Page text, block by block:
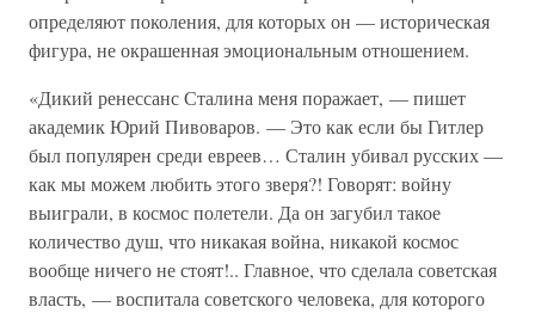
определяют поколения, для которых он — историческая
фигура, не окрашенная эмоциональным отношением.
«Дикий ренессанс Сталина меня поражает, — пишет
академик Юрий Пивоваров. — Это как если бы Гитлер
был популярен среди евреев… Сталин убивал русских —
как мы можем любить этого зверя?! Говорят: войну
выиграли, в космос полетели. Да он загубил такое
количество душ, что никакая война, никакой космос
вообще ничего не стоят!.. Главное, что сделала советская
власть, — воспитала советского человека, для которого